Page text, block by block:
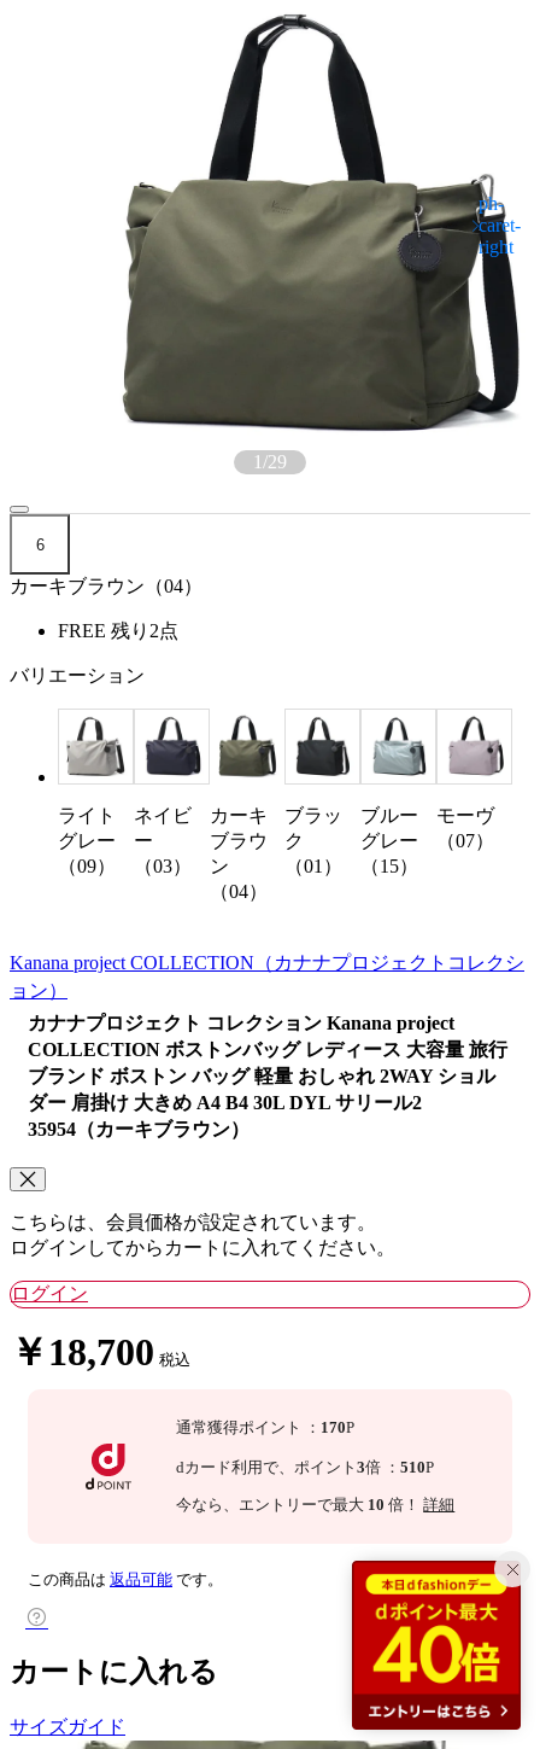
1/29
6
カーキブラウン（04）
FREE 残り2点
バリエーション
ライト
グレー
（09）
ネイビ
ー
（03）
カーキ
ブラウ
ン
（04）
ブラッ
ク
（01）
ブルー
グレー
（15）
モーヴ
（07）
Kanana project COLLECTION （カナナプロジェクトコレクシ
ョン）
カナナプロジェクト コレクション Kanana project
COLLECTION ボストンバッグ レディース 大容量 旅行
ブランド ボストン バッグ 軽量 おしゃれ 2WAY ショル
ダー 肩掛け 大きめ A4 B4 30L DYL サリール2
35954（カーキブラウン）
こちらは、会員価格が設定されています。
ログインしてからカートに入れてください。
ログイン
￥18,700 税込
通常獲得ポイント ： 170P
dカード利用で、ポイント3倍 ：510P
今なら 、エントリーで最大 10 倍！詳細
この商品は 返品可能 です。
カートに入れる
サイズガイド